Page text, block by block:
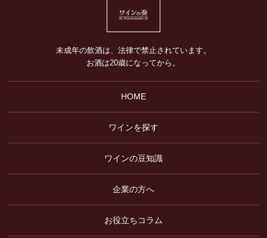
未成年の飲酒は、法律で禁止されています。
お酒は20歳になってから。
HOME
ワインを探す
ワインの豆知識
企業の方へ
お役立ちコラム